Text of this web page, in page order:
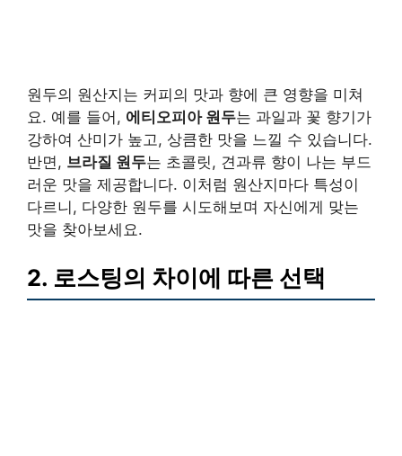
원두의 원산지는 커피의 맛과 향에 큰 영향을 미쳐
요. 예를 들어, 에티오피아 원두는 과일과 꽃 향기가
강하여 산미가 높고, 상큼한 맛을 느낄 수 있습니다.
반면, 브라질 원두는 초콜릿, 견과류 향이 나는 부드
러운 맛을 제공합니다. 이처럼 원산지마다 특성이
다르니, 다양한 원두를 시도해보며 자신에게 맞는
맛을 찾아보세요.
2. 로스팅의 차이에 따른 선택